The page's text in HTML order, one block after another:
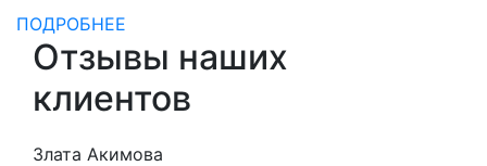
ПОДРОБНЕЕ
Отзывы наших
клиентов
Злата Акимова